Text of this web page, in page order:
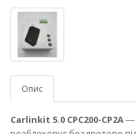
Опис
Carlinkit 5.0 CPC200-CP2A—